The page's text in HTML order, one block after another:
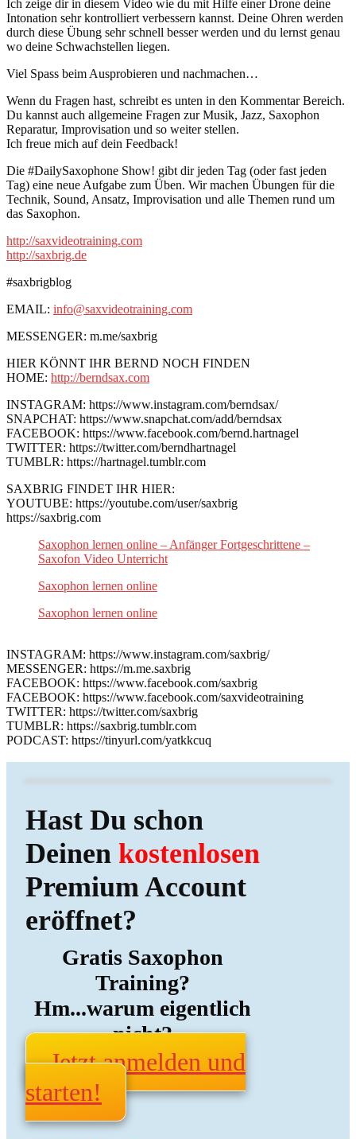
Ich zeige dir in diesem Video wie du mit Hilfe einer Drone deine
Intonation sehr kontrolliert verbessern kannst. Deine Ohren werden
durch diese Übung sehr schnell besser werden und du lernst genau
wo deine Schwachstellen liegen.
Viel Spass beim Ausprobieren und nachmachen…
Wenn du Fragen hast, schreibt es unten in den Kommentar Bereich.
Du kannst auch allgemeine Fragen zur Musik, Jazz, Saxophon
Reparatur, Improvisation und so weiter stellen.
Ich freue mich auf dein Feedback!
Die #DailySaxophone Show! gibt dir jeden Tag (oder fast jeden
Tag) eine neue Aufgabe zum Üben. Wir machen Übungen für die
Technik, Sound, Ansatz, Improvisation und alle Themen rund um
das Saxophon.
http://saxvideotraining.com
http://saxbrig.de
#saxbrigblog
EMAIL: info@saxvideotraining.com
MESSENGER: m.me/saxbrig
HIER KÖNNT IHR BERND NOCH FINDEN
HOME: http://berndsax.com
INSTAGRAM: https://www.instagram.com/berndsax/
SNAPCHAT: https://www.snapchat.com/add/berndsax
FACEBOOK: https://www.facebook.com/bernd.hartnagel
TWITTER: https://twitter.com/berndhartnagel
TUMBLR: https://hartnagel.tumblr.com
SAXBRIG FINDET IHR HIER:
YOUTUBE: https://youtube.com/user/saxbrig
https://saxbrig.com
Saxophon lernen online – Anfänger Fortgeschrittene –
Saxofon Video Unterricht
Saxophon lernen online
Saxophon lernen online
INSTAGRAM: https://www.instagram.com/saxbrig/
MESSENGER: https://m.me.saxbrig
FACEBOOK: https://www.facebook.com/saxbrig
FACEBOOK: https://www.facebook.com/saxvideotraining
TWITTER: https://twitter.com/saxbrig
TUMBLR: https://saxbrig.tumblr.com
PODCAST: https://tinyurl.com/yatkkcuq
Hast Du schon
Deinen kostenlosen
Premium Account
eröffnet?
Gratis Saxophon
Training?
Hm...warum eigentlich
nicht?
Jetzt anmelden und
starten!